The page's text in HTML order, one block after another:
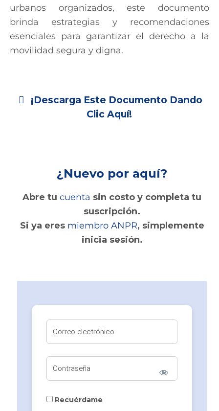
urbanos organizados, este documento
brinda estrategias y recomendaciones
esenciales para garantizar el derecho a la
movilidad segura y digna.
¡Descarga Este Documento Dando
Clic Aquí!
¿Nuevo por aquí?
Abre tu cuenta sin costo y completa tu
suscripción.
Si ya eres miembro ANPR, simplemente
inicia sesión.
Recuérdame